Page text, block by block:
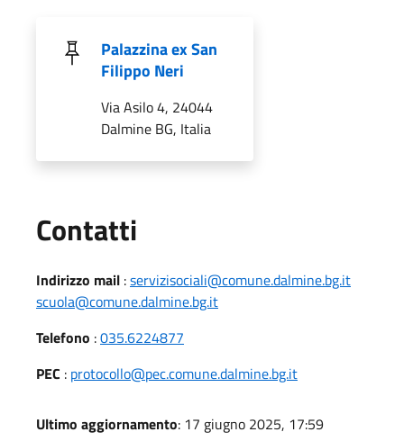
Palazzina ex San
Filippo Neri
Via Asilo 4, 24044
Dalmine BG, Italia
Contatti
Indirizzo mail :servizisociali@comune.dalmine.bg.it
scuola@comune.dalmine.bg.it
Telefono :035.6224877
PEC : protocollo@pec.comune.dalmine.bg.it
Ultimo aggiornamento: 17 giugno 2025, 17:59